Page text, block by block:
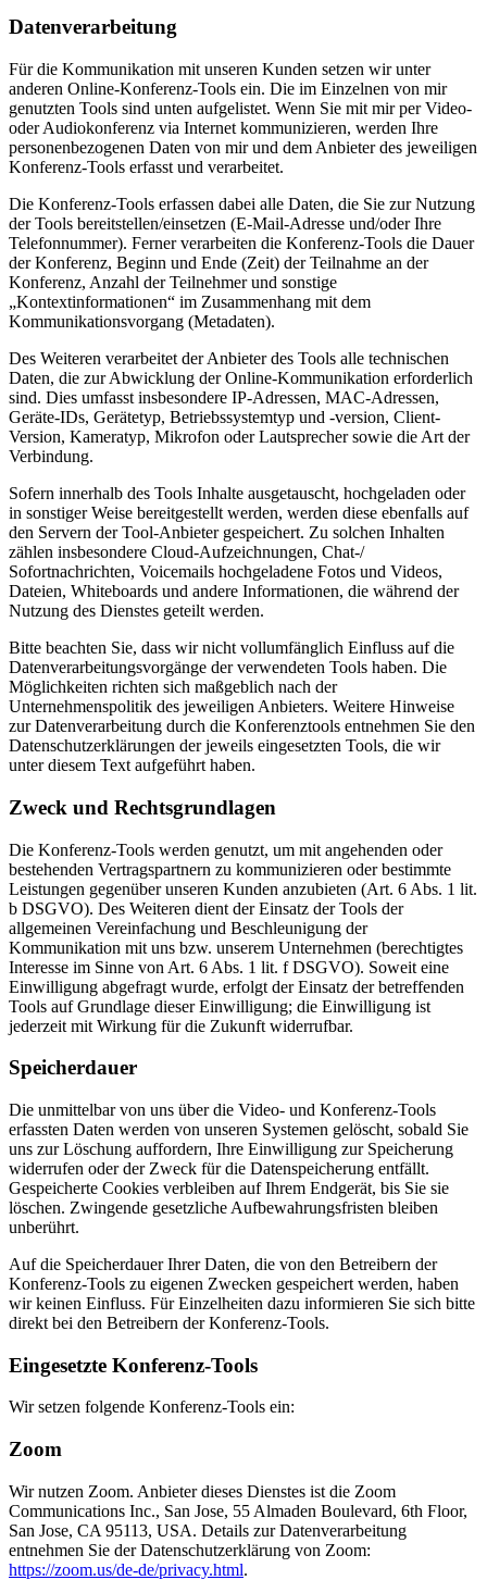
Datenverarbeitung
Für die Kommunikation mit unseren Kunden setzen wir unter
anderen Online-Konferenz-Tools ein. Die im Einzelnen von mir
genutzten Tools sind unten aufgelistet. Wenn Sie mit mir per Video-
oder Audiokonferenz via Internet kommunizieren, werden Ihre
personenbezogenen Daten von mir und dem Anbieter des jeweiligen
Konferenz-Tools erfasst und verarbeitet.
Die Konferenz-Tools erfassen dabei alle Daten, die Sie zur Nutzung
der Tools bereitstellen/einsetzen (E-Mail-Adresse und/oder Ihre
Telefonnummer). Ferner verarbeiten die Konferenz-Tools die Dauer
der Konferenz, Beginn und Ende (Zeit) der Teilnahme an der
Konferenz, Anzahl der Teilnehmer und sonstige
„Kontextinformationen“ im Zusammenhang mit dem
Kommunikationsvorgang (Metadaten).
Des Weiteren verarbeitet der Anbieter des Tools alle technischen
Daten, die zur Abwicklung der Online-Kommunikation erforderlich
sind. Dies umfasst insbesondere IP-Adressen, MAC-Adressen,
Geräte-IDs, Gerätetyp, Betriebssystemtyp und -version, Client-
Version, Kameratyp, Mikrofon oder Lautsprecher sowie die Art der
Verbindung.
Sofern innerhalb des Tools Inhalte ausgetauscht, hochgeladen oder
in sonstiger Weise bereitgestellt werden, werden diese ebenfalls auf
den Servern der Tool-Anbieter gespeichert. Zu solchen Inhalten
zählen insbesondere Cloud-Aufzeichnungen, Chat-/
Sofortnachrichten, Voicemails hochgeladene Fotos und Videos,
Dateien, Whiteboards und andere Informationen, die während der
Nutzung des Dienstes geteilt werden.
Bitte beachten Sie, dass wir nicht vollumfänglich Einfluss auf die
Datenverarbeitungsvorgänge der verwendeten Tools haben. Die
Möglichkeiten richten sich maßgeblich nach der
Unternehmenspolitik des jeweiligen Anbieters. Weitere Hinweise
zur Datenverarbeitung durch die Konferenztools entnehmen Sie den
Datenschutzerklärungen der jeweils eingesetzten Tools, die wir
unter diesem Text aufgeführt haben.
Zweck und Rechtsgrundlagen
Die Konferenz-Tools werden genutzt, um mit angehenden oder
bestehenden Vertragspartnern zu kommunizieren oder bestimmte
Leistungen gegenüber unseren Kunden anzubieten (Art. 6 Abs. 1 lit.
b DSGVO). Des Weiteren dient der Einsatz der Tools der
allgemeinen Vereinfachung und Beschleunigung der
Kommunikation mit uns bzw. unserem Unternehmen (berechtigtes
Interesse im Sinne von Art. 6 Abs. 1 lit. f DSGVO). Soweit eine
Einwilligung abgefragt wurde, erfolgt der Einsatz der betreffenden
Tools auf Grundlage dieser Einwilligung; die Einwilligung ist
jederzeit mit Wirkung für die Zukunft widerrufbar.
Speicherdauer
Die unmittelbar von uns über die Video- und Konferenz-Tools
erfassten Daten werden von unseren Systemen gelöscht, sobald Sie
uns zur Löschung auffordern, Ihre Einwilligung zur Speicherung
widerrufen oder der Zweck für die Datenspeicherung entfällt.
Gespeicherte Cookies verbleiben auf Ihrem Endgerät, bis Sie sie
löschen. Zwingende gesetzliche Aufbewahrungsfristen bleiben
unberührt.
Auf die Speicherdauer Ihrer Daten, die von den Betreibern der
Konferenz-Tools zu eigenen Zwecken gespeichert werden, haben
wir keinen Einfluss. Für Einzelheiten dazu informieren Sie sich bitte
direkt bei den Betreibern der Konferenz-Tools.
Eingesetzte Konferenz-Tools
Wir setzen folgende Konferenz-Tools ein:
Zoom
Wir nutzen Zoom. Anbieter dieses Dienstes ist die Zoom
Communications Inc., San Jose, 55 Almaden Boulevard, 6th Floor,
San Jose, CA 95113, USA. Details zur Datenverarbeitung
entnehmen Sie der Datenschutzerklärung von Zoom:
https://zoom.us/de-de/privacy.html.